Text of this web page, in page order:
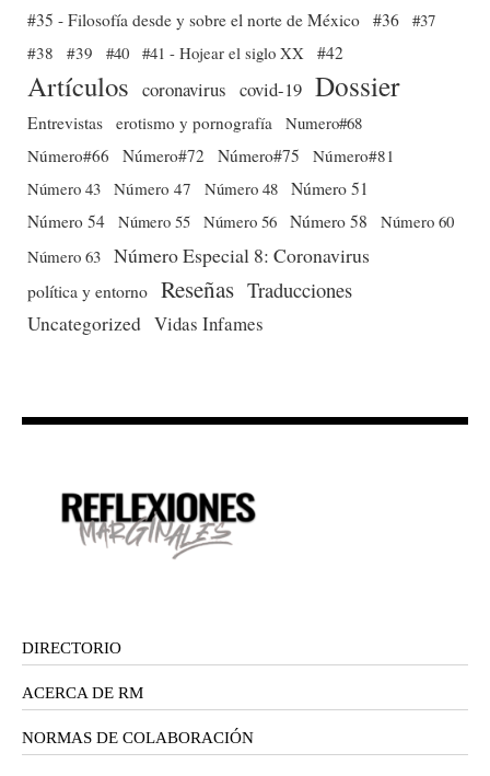
#35 - Filosofía desde y sobre el norte de México #36 #37
#38
#39 #40 #41 - Hojear el siglo XX #42
Artículos coronavirus covid-19 Dossier
Entrevistas erotismo y pornografía
Numero#68
Número#66
Número#72 Número#75
Número#81
Número 43 Número 47 Número 48 Número 51
Número 54 Número 55 Número 56 Número 58
Número 60
Número 63 Número Especial 8: Coronavirus
política y entorno Reseñas Traducciones
Uncategorized Vidas Infames
DIRECTORIO
ACERCA DE RM
NORMAS DE COLABORACIÓN